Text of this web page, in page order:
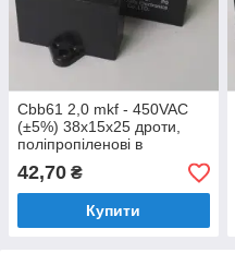
Cbb61 2,0 mkf - 450VAC
(±5%) 38x15x25 дроти,
поліпропіленові в
прямокутному корпусі
42,70 ₴
Купити